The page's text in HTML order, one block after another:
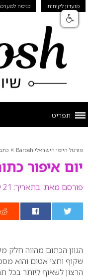
מועדון לקוחות כניסה
תפריט
פורטל היופי הישראלי Barosh »
יום איפור
פורסם מאת: בתאריך: 21 יולי 2008
הגוון הכתום מהווה חלק
שקוף וחצי אטום והוא
הרצון לשאוף ליותר בכל